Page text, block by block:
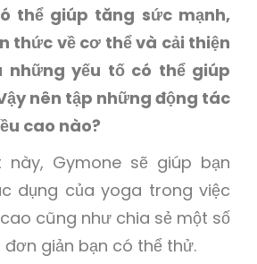
thể giúp tăng sức mạnh,
thức về cơ thể và cải thiện
những yếu tố có thể giúp
nên tập những động tác
cao nào?
này, Gymone sẽ giúp bạn
dụng của yoga trong việc
cũng như chia sẻ một số
giản bạn có thể thử.